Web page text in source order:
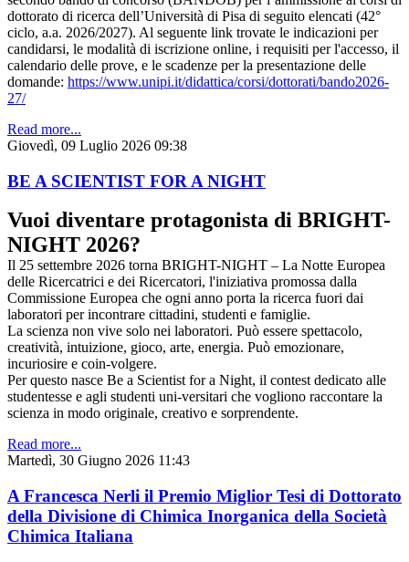
dottorato di ricerca dell’Università di Pisa di seguito elencati (42°
ciclo, a.a. 2026/2027). Al seguente link trovate le indicazioni per
candidarsi, le modalità di iscrizione online, i requisiti per l'accesso, il
calendario delle prove, e le scadenze per la presentazione delle
domande: https://www.unipi.it/didattica/corsi/dottorati/bando2026-
27/
Read more...
Giovedì, 09 Luglio 2026 09:38
BE A SCIENTIST FOR A NIGHT
Vuoi diventare protagonista di BRIGHT-
NIGHT 2026?
Il 25 settembre 2026 torna BRIGHT-NIGHT – La Notte Europea
delle Ricercatrici e dei Ricercatori, l'iniziativa promossa dalla
Commissione Europea che ogni anno porta la ricerca fuori dai
laboratori per incontrare cittadini, studenti e famiglie.
La scienza non vive solo nei laboratori. Può essere spettacolo,
creatività, intuizione, gioco, arte, energia. Può emozionare,
incuriosire e coin-volgere.
Per questo nasce Be a Scientist for a Night, il contest dedicato alle
studentesse e agli studenti uni-versitari che vogliono raccontare la
scienza in modo originale, creativo e sorprendente.
Read more...
Martedì, 30 Giugno 2026 11:43
A Francesca Nerli il Premio Miglior Tesi di Dottorato
della Divisione di Chimica Inorganica della Società
Chimica Italiana